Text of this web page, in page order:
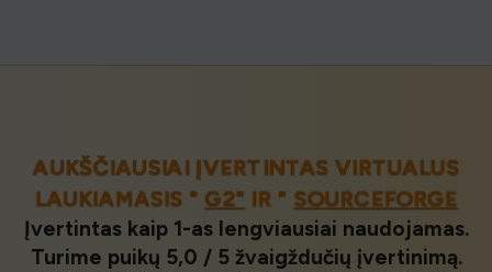
AUKŠČIAUSIAI ĮVERTINTAS VIRTUALUS
LAUKIAMASIS "G2" IR " SOURCEFORGE
Įvertintas kaip 1-as lengviausiai naudojamas.
Turime puikų 5,0 / 5 žvaigždučių įvertinimą.